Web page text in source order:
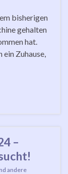
bisherigen
gehalten
hat.
ein Zuhause,
–
andere